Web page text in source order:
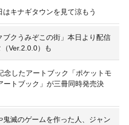
キナギタウンを見て涼もう
ブクうみぞこの街」本日より配信
Ver.2.0.0）も
念したアートブック「ポケットモ
ートブック」が三冊同時発売決
鬼滅のゲームを作った人、ジャン